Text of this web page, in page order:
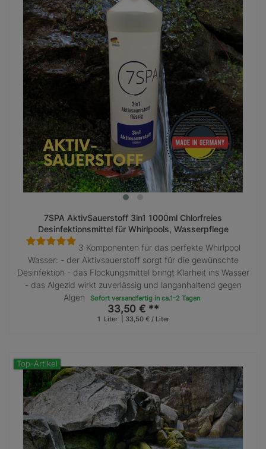
7SPA AktivSauerstoff 3in1 1000ml Chlorfreies
Desinfektionsmittel für Whirlpools, Wasserpflege
3 Komponenten für das perfekte Whirlpool
Wasser: - der Aktivsauerstoff sorgt für die gewünschte
Desinfektion - das Flockungsmittel bringt Klarheit ins Wasser
- das Algezid wirkt zuverlässig und langanhaltend gegen
Algen
Sofort versandfertig in ca.1-2 Tagen
33,50 € **
1 Liter | 33,50 € / Liter
Top-Artikel